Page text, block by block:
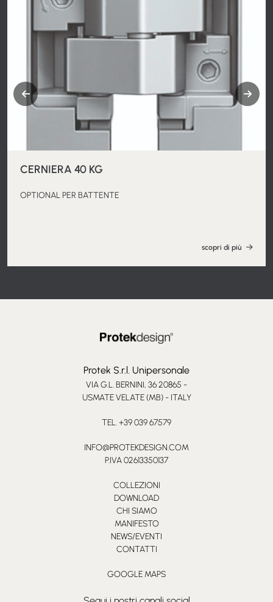
CERNIERA 40 KG
OPTIONAL PER BATTENTE
scopri di più
Protek S.r.l. Unipersonale
VIA G.L. BERNINI, 36 20865 -
USMATE VELATE (MB) - ITALY
TEL. +39 039 67579
INFO@PROTEKDESIGN.COM
P.IVA 02613350137
COLLEZIONI
DOWNLOAD
CHI SIAMO
MANIFESTO
NEWS/EVENTI
CONTATTI
GOOGLE MAPS